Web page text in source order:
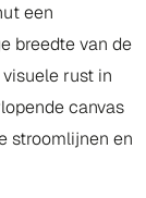
een
breedte van de
rust in
canvas
stroomlijnen en